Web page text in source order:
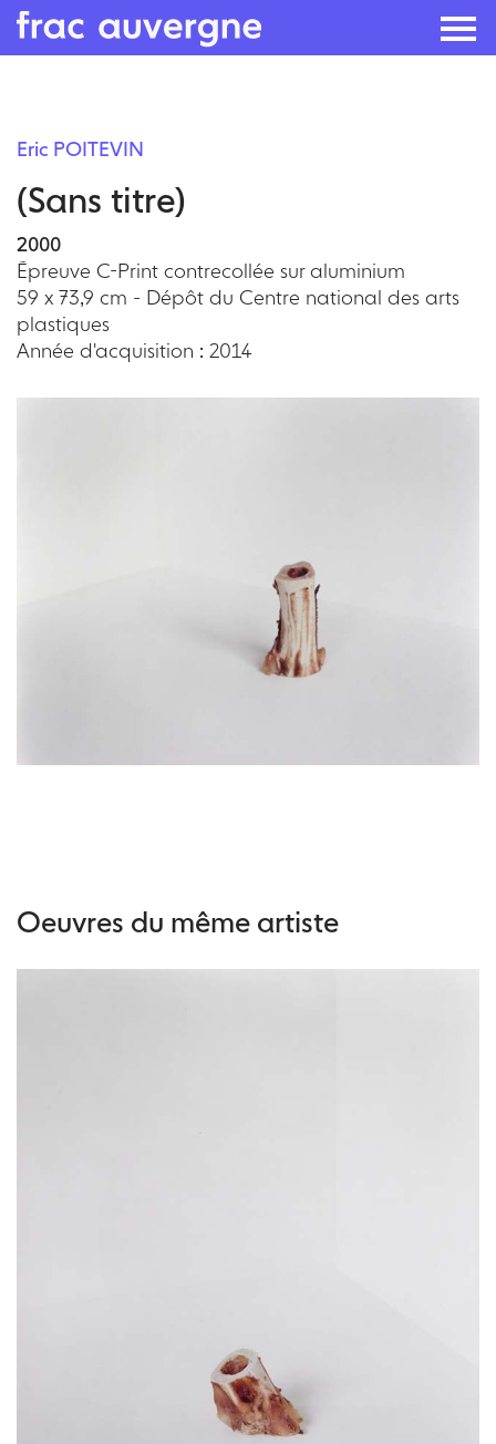
content
Eric POITEVIN
(Sans titre)
2000
Épreuve C-Print contrecollée sur aluminium
59 x 73,9 cm - Dépôt du Centre national des arts
plastiques
Année d'acquisition : 2014
Oeuvres du même artiste